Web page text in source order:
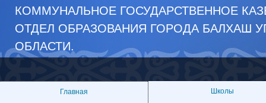
КОММУНАЛЬНОЕ ГОСУДАРСТВЕННОЕ
ОТДЕЛ ОБРАЗОВАНИЯ ГОРОДА БАЛХАШ
ОБЛАСТИ.
Главная Школы